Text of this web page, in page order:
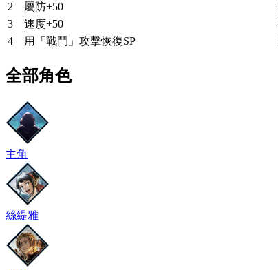
2
屬防+50
3
速度+50
4
用「戰鬥」攻擊恢復SP
全部角色
主角
絲緹雅